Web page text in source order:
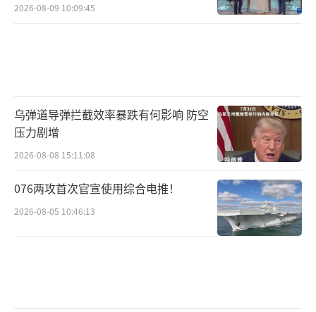
清华大学新闻与传播学院副院长张铮在接
心化、“梗文化”盛行、互联网生态削弱西方
文化叙事垄断能力、非国家行为体通过“戏
仿”调侃实现低成本传播等多个当前文化传播
中，可以看到伊朗对美国进行了长期研究，对
华盛顿有很好的了解。作为信息战对手，德黑
兰不再试图说服旁观者，而是瞄准美国的痛点
2026-08-09 10:09:45
乌弹道导弹拦截效率暴跌有何影响 防空
压力剧增
2026-08-08 15:11:08
076两攻首次官宣使用综合电推！
2026-08-05 10:46:13